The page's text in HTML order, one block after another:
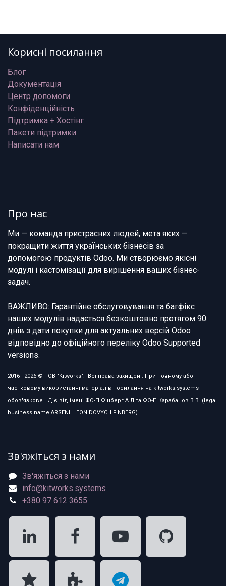
Корисні посилання
Блог
Документація
Центр допомоги
Конфіденційність
Підтримка + Хостінг
Пакети підтримки
Написати нам
Про нас
Ми — команда пристрасних людей, мета яких —
покращити життя українських бізнесів за
допомогою продуктів Odoo. Ми створюємо якісні
модулі і кастомізації для вирішення ваших бізнес-
задач.
ВАЖЛИВО: Гарантійне обслуговування та багфікс
наших модулів надається безкоштовно протягом 90
днів з дати покупки для актуальних версій Odoo
відповідно до офіційного переліку Odoo Supported
versions.
2016 - 2026 © ТОВ "Kitworks". Всі права захищені. При повному або
частковому використанні матеріалів посилання на kitworks.systems
обов'язкове. Діє від імені ФО-П Фінберг А.Л та ФО-П Карабанов В.В. (legal
business name ARSENII LEONIDOVYCH FINBERG)
Зв'яжіться з нами
Зв'яжіться з нами
info@kitworks.systems
+380 97 612 3655